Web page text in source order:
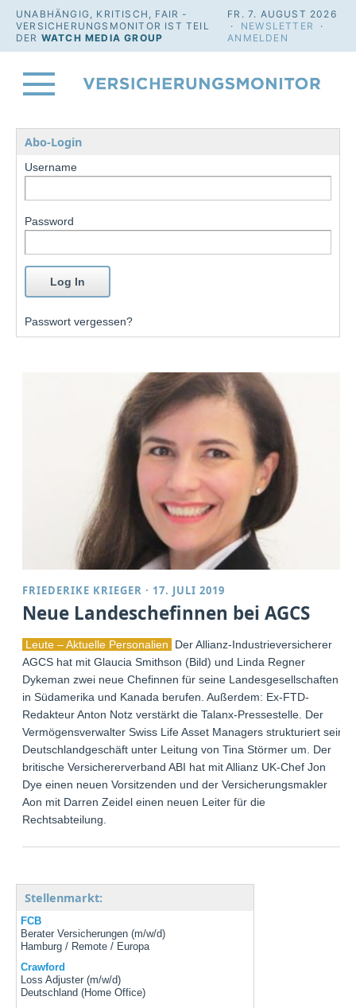
UNABHÄNGIG, KRITISCH, FAIR -
VERSICHERUNGSMONITOR IST TEIL
DER WATCH MEDIA GROUP
FR. 7. AUGUST 2026
· NEWSLETTER
·
ANMELDEN
Abo-Login
Username
Password
Passwort vergessen?
FRIEDERIKE KRIEGER · 17. JULI 2019
Neue Landeschefinnen bei AGCS
Leute – Aktuelle Personalien
Der Allianz-Industrieversicherer
AGCS hat mit Glaucia Smithson (Bild) und Linda Regner
Dykeman zwei neue Chefinnen für seine Landesgesellschaften
in Südamerika und Kanada berufen. Außerdem: Ex-FTD-
Redakteur Anton Notz verstärkt die Talanx-Pressestelle. Der
Vermögensverwalter Swiss Life Asset Managers strukturiert sein
Deutschlandgeschäft unter Leitung von Tina Störmer um. Der
britische Versichererverband ABI hat mit Allianz UK-Chef Jon
Dye einen neuen Vorsitzenden und der Versicherungsmakler
Aon mit Darren Zeidel einen neuen Leiter für die
Rechtsabteilung.
Stellenmarkt:
FCB
Berater Versicherungen (m/w/d)
Hamburg / Remote / Europa
Crawford
Loss Adjuster (m/w/d)
Deutschland (Home Office)